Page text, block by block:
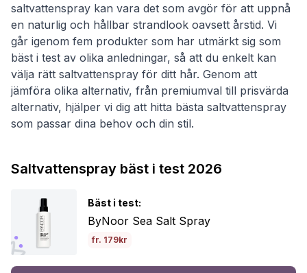
saltvattenspray kan vara det som avgör för att uppnå
en naturlig och hållbar strandlook oavsett årstid. Vi
går igenom fem produkter som har utmärkt sig som
bäst i test av olika anledningar, så att du enkelt kan
välja rätt saltvattenspray för ditt hår. Genom att
jämföra olika alternativ, från premiumval till prisvärda
alternativ, hjälper vi dig att hitta bästa saltvattenspray
som passar dina behov och din stil.
Saltvattenspray bäst i test 2026
Bäst i test:
ByNoor Sea Salt Spray
fr. 179kr